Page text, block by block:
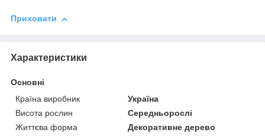
Приховати
Характеристики
Основні
Країна виробник
Україна
Висота рослин
Середньорослі
Життєва форма
Декоративне дерево